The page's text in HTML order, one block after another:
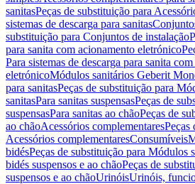
sanitasPeças de substituição para
sistemas de descarga para sanitas
substituição para Conjuntos de instalação
para sanita com acionamento eletrónico
Para sistemas de descarga para sanita
eletrónicoMódulos sanitários Geberit
para sanitasPeças de substituição para
sanitasPara sanitas suspensasPeças de
suspensasPara sanitas ao chãoPeças de
ao chãoAcessórios complementaresPeças
Acessórios complementaresConsumíveis
bidésPeças de substituição para Módulos
bidés suspensos e ao chãoPeças de
suspensos e ao chãoUrinóisUrinóis,